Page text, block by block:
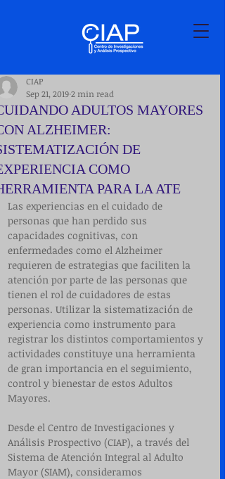
ADULTOS MAYORES
ALZHEIMER:
DE
COMO
PARA LA ATE
CIAP
Sep 21, 20192 min read
Las experiencias en el cuidado de
personas que han perdido sus
capacidades cognitivas, con
enfermedades como el Alzheimer
requieren de estrategias que faciliten la
atención por parte de las personas que
tienen el rol de cuidadores de estas
personas. Utilizar la sistematización de
experiencia como instrumento para
registrar los distintos comportamientos y
actividades constituye una herramienta
de gran importancia en el seguimiento,
control y bienestar de estos Adultos
Mayores.
Desde el Centro de Investigaciones y
Análisis Prospectivo (CIAP), a través del
Sistema de Atención Integral al Adulto
Mayor (SIAM), consideramos